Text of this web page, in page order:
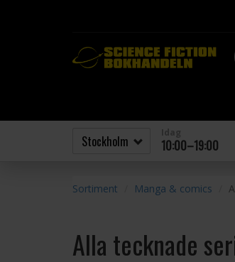
10:00–19:00
Sortiment Manga & comics
Alla tecknade